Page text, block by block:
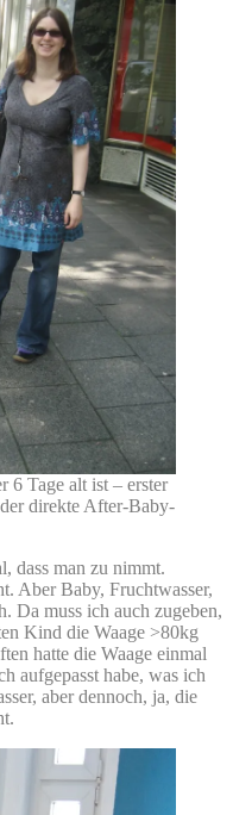
6 Tage alt ist – erster
direkte After-Baby-
dass man zu nimmt.
Aber Baby, Fruchtwasser,
Da muss ich auch zugeben,
Kind die Waage >80kg
hatte die Waage einmal
aufgepasst habe, was ich
aber dennoch, ja, die